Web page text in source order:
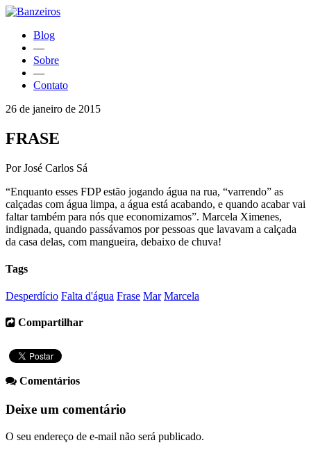
Blog
—
Sobre
—
Contato
26 de janeiro de 2015
FRASE
Por José Carlos Sá
“Enquanto esses FDP estão jogando água na rua, “varrendo” as
calçadas com água limpa, a água está acabando, e quando acabar vai
faltar também para nós que economizamos”. Marcela Ximenes,
indignada, quando passávamos por pessoas que lavavam a calçada
da casa delas, com mangueira, debaixo de chuva!
Tags
Desperdício Falta d'água Frase Mar Marcela
Compartilhar
Comentários
Deixe um comentário
O seu endereço de e-mail não será publicado.